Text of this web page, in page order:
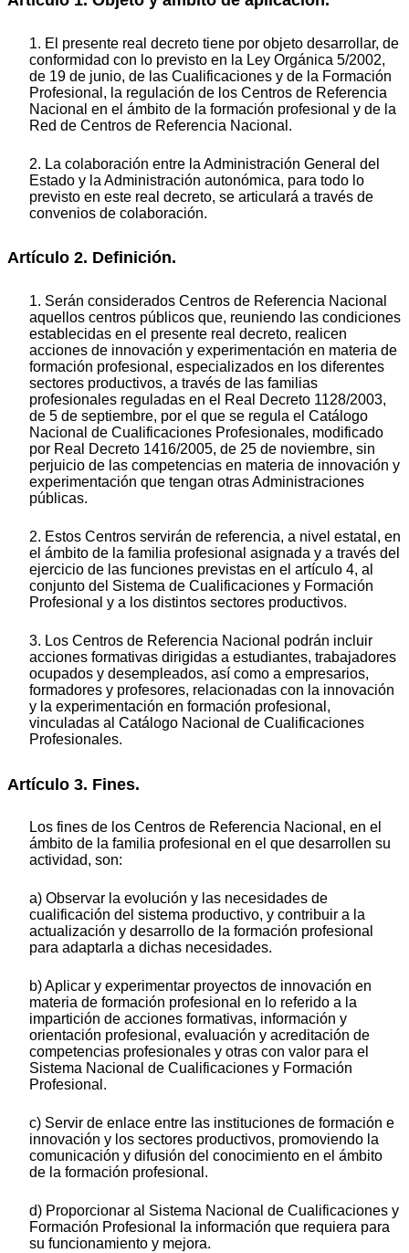
1. El presente real decreto tiene por objeto desarrollar, de
conformidad con lo previsto en la Ley Orgánica 5/2002,
de 19 de junio, de las Cualificaciones y de la Formación
Profesional, la regulación de los Centros de Referencia
Nacional en el ámbito de la formación profesional y de la
Red de Centros de Referencia Nacional.
2. La colaboración entre la Administración General del
Estado y la Administración autonómica, para todo lo
previsto en este real decreto, se articulará a través de
convenios de colaboración.
Artículo 2. Definición.
1. Serán considerados Centros de Referencia Nacional
aquellos centros públicos que, reuniendo las condiciones
establecidas en el presente real decreto, realicen
acciones de innovación y experimentación en materia de
formación profesional, especializados en los diferentes
sectores productivos, a través de las familias
profesionales reguladas en el Real Decreto 1128/2003,
de 5 de septiembre, por el que se regula el Catálogo
Nacional de Cualificaciones Profesionales, modificado
por Real Decreto 1416/2005, de 25 de noviembre, sin
perjuicio de las competencias en materia de innovación y
experimentación que tengan otras Administraciones
públicas.
2. Estos Centros servirán de referencia, a nivel estatal, en
el ámbito de la familia profesional asignada y a través del
ejercicio de las funciones previstas en el artículo 4, al
conjunto del Sistema de Cualificaciones y Formación
Profesional y a los distintos sectores productivos.
3. Los Centros de Referencia Nacional podrán incluir
acciones formativas dirigidas a estudiantes, trabajadores
ocupados y desempleados, así como a empresarios,
formadores y profesores, relacionadas con la innovación
y la experimentación en formación profesional,
vinculadas al Catálogo Nacional de Cualificaciones
Profesionales.
Artículo 3. Fines.
Los fines de los Centros de Referencia Nacional, en el
ámbito de la familia profesional en el que desarrollen su
actividad, son:
a) Observar la evolución y las necesidades de
cualificación del sistema productivo, y contribuir a la
actualización y desarrollo de la formación profesional
para adaptarla a dichas necesidades.
b) Aplicar y experimentar proyectos de innovación en
materia de formación profesional en lo referido a la
impartición de acciones formativas, información y
orientación profesional, evaluación y acreditación de
competencias profesionales y otras con valor para el
Sistema Nacional de Cualificaciones y Formación
Profesional.
c) Servir de enlace entre las instituciones de formación e
innovación y los sectores productivos, promoviendo la
comunicación y difusión del conocimiento en el ámbito
de la formación profesional.
d) Proporcionar al Sistema Nacional de Cualificaciones y
Formación Profesional la información que requiera para
su funcionamiento y mejora.